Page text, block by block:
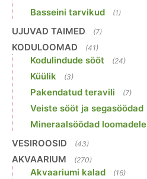
Basseini tarvikud (1)
UJUVAD TAIMED (7)
KODULOOMAD (41)
Kodulindude sööt (24)
Küülik (3)
Pakendatud teravili (7)
Veiste sööt ja segasöödad
Mineraalsöödad loomadele
VESIROOSID (43)
AKVAARIUM (270)
Akvaariumi kalad (16)